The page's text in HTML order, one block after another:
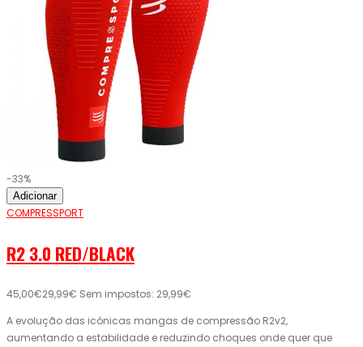
-33%
Adicionar
COMPRESSPORT
R2 3.0 RED/BLACK
45,00€29,99€ Sem impostos: 29,99€
A evolução das icônicas mangas de compressão R2v2,
aumentando a estabilidade e reduzindo choques onde quer que